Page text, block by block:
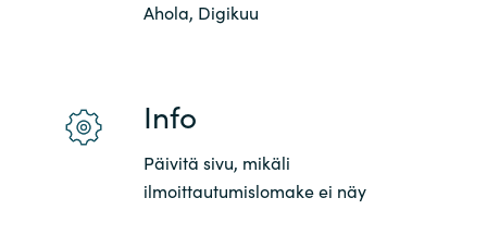
Ahola, Digikuu
Info
Päivitä sivu, mikäli
ilmoittautumislomake ei näy